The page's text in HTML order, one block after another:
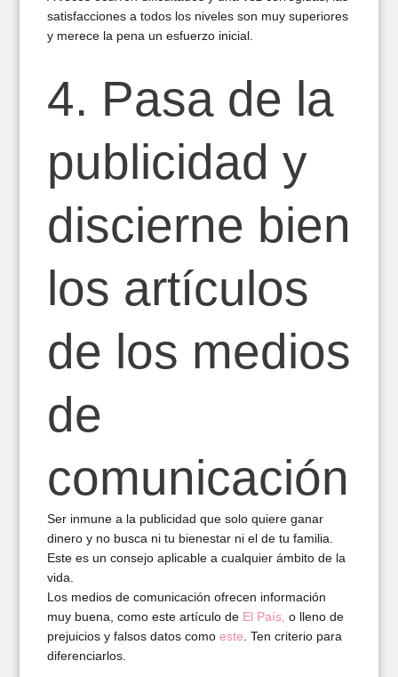
satisfacciones a todos los niveles son muy superiores
y merece la pena un esfuerzo inicial.
4. Pasa de la
publicidad y
discierne bien
los artículos
de los medios
de
comunicación
Ser inmune a la publicidad que solo quiere ganar
dinero y no busca ni tu bienestar ni el de tu familia.
Este es un consejo aplicable a cualquier ámbito de la
vida.
Los medios de comunicación ofrecen información
muy buena, como este artículo de El País, o lleno de
prejuicios y falsos datos como este. Ten criterio para
diferenciarlos.